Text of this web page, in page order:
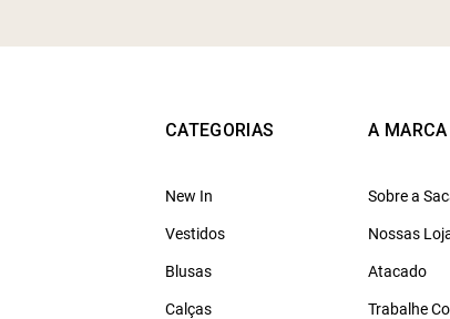
CATEGORIAS
New In
Vestidos
Blusas
Calças
A MARCA
Sobre a
Nossas
Atacado
Trabalhe